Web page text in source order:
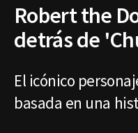
Robert the
detrás de
El icónico
basada en una